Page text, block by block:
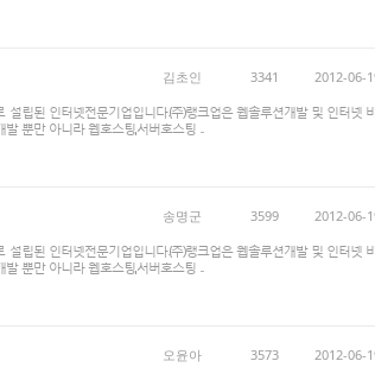
김초인 3341 2012-06-
설립된 인터넷전문기업입니다.(주)랭크업은 웹솔루션개발 및 인터넷
뿐만 아니라 웹호스팅,서버호스팅 ...
송명군 3599 2012-06-
설립된 인터넷전문기업입니다.(주)랭크업은 웹솔루션개발 및 인터넷
뿐만 아니라 웹호스팅,서버호스팅 ...
오윤아 3573 2012-06-